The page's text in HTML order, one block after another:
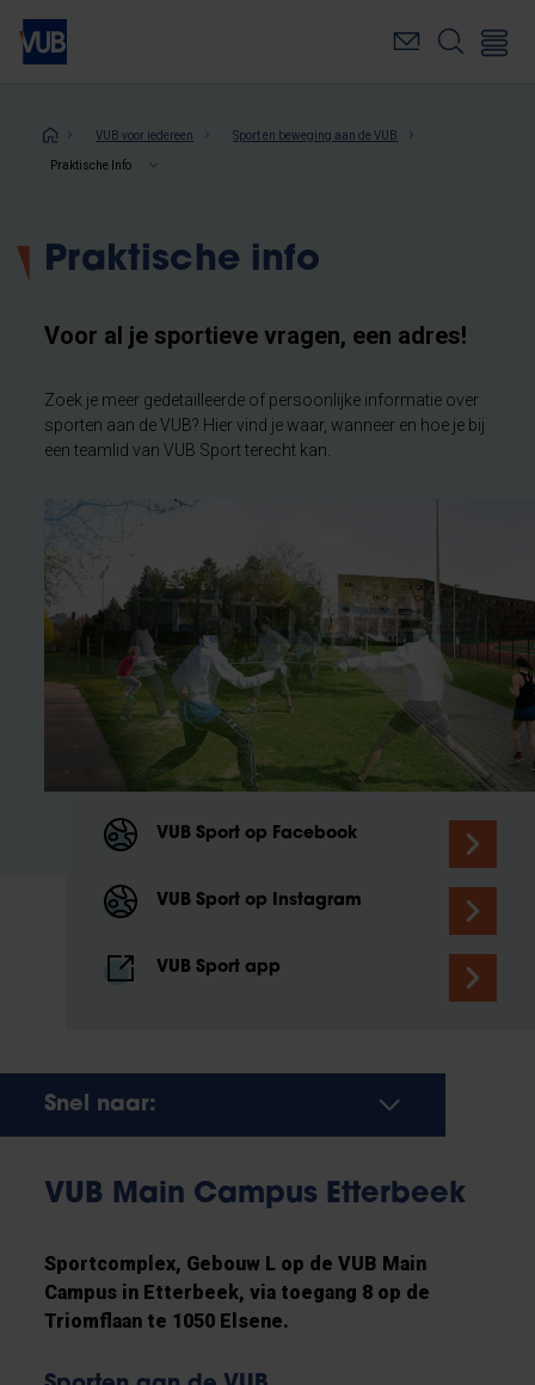
Overslaan
naar
inhoudKruimelpad
VUB voor iedereen Sport en beweging aan de VUB
Praktische Info
Praktische info
Voor al je sportieve vragen, een adres!
Zoek je meer gedetailleerde of persoonlijke informatie over
sporten aan de VUB? Hier vind je waar, wanneer en hoe je bij
een teamlid van VUB Sport terecht kan.
VUB Sport op Facebook
VUB Sport op Instagram
VUB Sport app
Snel naar:
VUB Main Campus Etterbeek
Sportcomplex, Gebouw L op de VUB Main
Campus in Etterbeek, via toegang 8 op de
Triomflaan te 1050 Elsene.